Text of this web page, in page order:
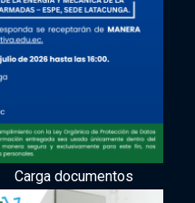
Carga documentos